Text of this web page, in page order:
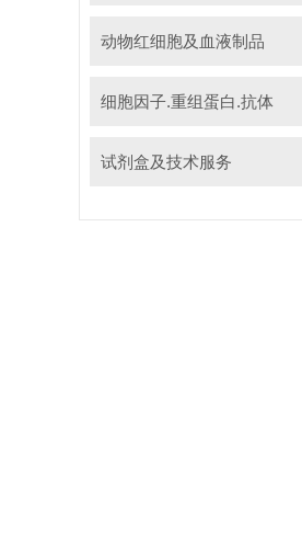
动物红细胞及血液制品
细胞因子.重组蛋白.抗体
试剂盒及技术服务